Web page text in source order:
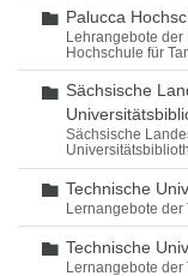
Ordner
Palucca
Lehrangebote
Hochschule für
Ordner
Sächsische
Sächsische
Ordner
Technische
Lernangebote
Ordner
Technische
Lernangebote